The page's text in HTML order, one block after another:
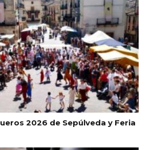
2026 de Sepúlveda y Feria